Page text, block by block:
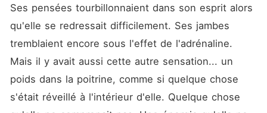
Ses pensées tourbillonnaient dans son esprit alors
qu'elle se redressait difficilement. Ses jambes
tremblaient encore sous l'effet de l'adrénaline.
Mais il y avait aussi cette autre sensation... un
poids dans la poitrine, comme si quelque chose
s'était réveillé à l'intérieur d'elle. Quelque chose